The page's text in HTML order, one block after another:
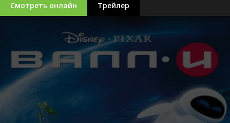
Смотреть онлайн Трейлер